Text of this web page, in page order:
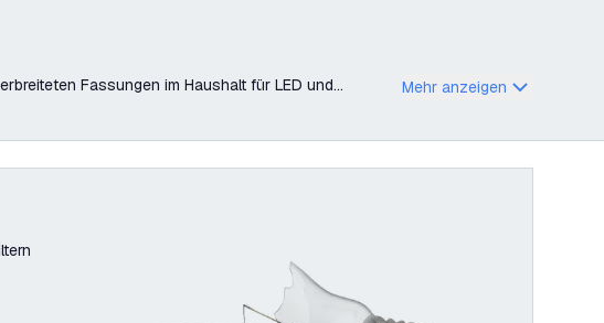
Fassungen im Haushalt für LED und
Mehr anzeigen